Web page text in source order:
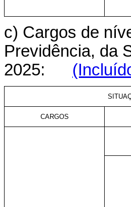
c) Cargos de
Previdência, da
2025:
CARGOS